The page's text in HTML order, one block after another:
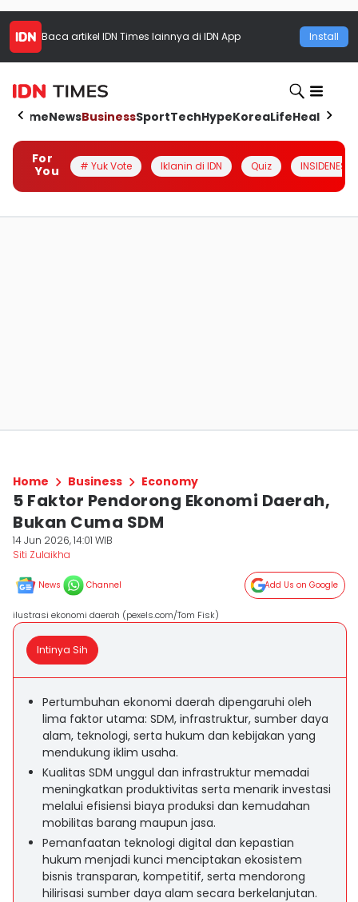
Baca artikel IDN Times lainnya di IDN App Install
HomeNewsBusinessSportTechHypeKoreaLifeHealth
For
You
# Yuk Vote Iklanin di IDN Quiz INSIDENESIA
Home Business Economy
5 Faktor Pendorong Ekonomi Daerah,
Bukan Cuma SDM
14 Jun 2026, 14:01 WIB
Siti Zulaikha
News Channel Add Us on Google
ilustrasi ekonomi daerah (pexels.com/Tom Fisk)
Intinya Sih
Pertumbuhan ekonomi daerah dipengaruhi oleh
lima faktor utama: SDM, infrastruktur, sumber daya
alam, teknologi, serta hukum dan kebijakan yang
mendukung iklim usaha.
Kualitas SDM unggul dan infrastruktur memadai
meningkatkan produktivitas serta menarik investasi
melalui efisiensi biaya produksi dan kemudahan
mobilitas barang maupun jasa.
Pemanfaatan teknologi digital dan kepastian
hukum menjadi kunci menciptakan ekosistem
bisnis transparan, kompetitif, serta mendorong
hilirisasi sumber daya alam secara berkelanjutan.